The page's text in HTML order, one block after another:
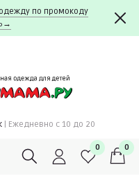
по промокоду
| Ежедневно c 10 до 20
0 0